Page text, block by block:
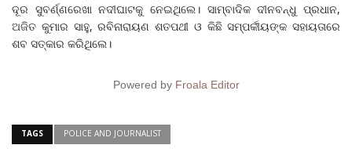
ଦୂର ସୁବର୍ଣ୍ଣରେଖା ନଦୀଘାଟକୁ ନେଇଥିଲେ। ସାମ୍ବାଦିକ ଦୀନବନ୍ଧୁ ପ୍ରଧାନ,
ଅଜିତ କୁମାର ସାହୁ, ରବିନାରାୟଣ ଶତପଥୀ ଓ କିଛି ସମ୍ପର୍କୀୟଙ୍କ ସହାୟତାରେ
ଶବ ସତ୍କାର କରିଥିଲେ।
Powered by Froala Editor
TAGS POLICE AND JOURNALIST